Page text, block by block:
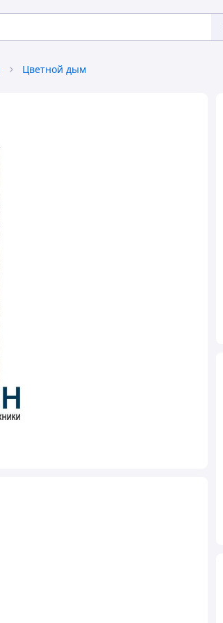
Цветной дым